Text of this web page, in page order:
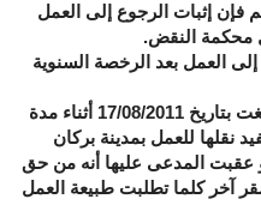
فإن إثبات الرجوع إلى العمل
محكمة النقض.
العمل بعد الرخصة السنوية
لكن حيث إن المدعية أجابت بأنها أبلغت بتاريخ 17/08/2011 أثناء مدة
نقلها للعمل بمدينة بركان
عقبت المدعى عليها أنه من حق
آخر كلما تطلبت طبيعة العمل